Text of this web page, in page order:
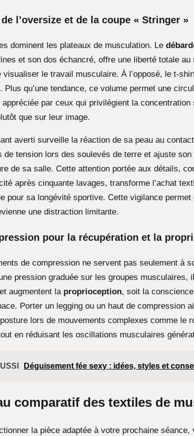
de l’oversize et de la coupe « Stringer »
dominent les plateaux de musculation. Le
et son dos échancré, offre une liberté totale au
visualiser le travail musculaire. À l’opposé, le t-
Plus qu’une tendance, ce volume permet une
par ceux qui privilégient la
que sur leur image.
averti surveille la réaction de sa peau au
de tension lors des soulevés de terre et ajuste son
de sa salle. Cette attention portée aux détails,
après cinquante lavages, transforme l’achat
pour sa longévité sportive. Cette vigilance permet
une distraction limitante.
pour la récupération et la
de compression ne servent pas seulement à
pression graduée sur les groupes musculaires,
augmentent la proprioception, soit la
Porter un legging ou un haut de compression
lors de mouvements complexes comme le
en réduisant les oscillations musculaires
Déguisement fée sexy : idées, styles et
comparatif des textiles de
la pièce adaptée à votre prochaine